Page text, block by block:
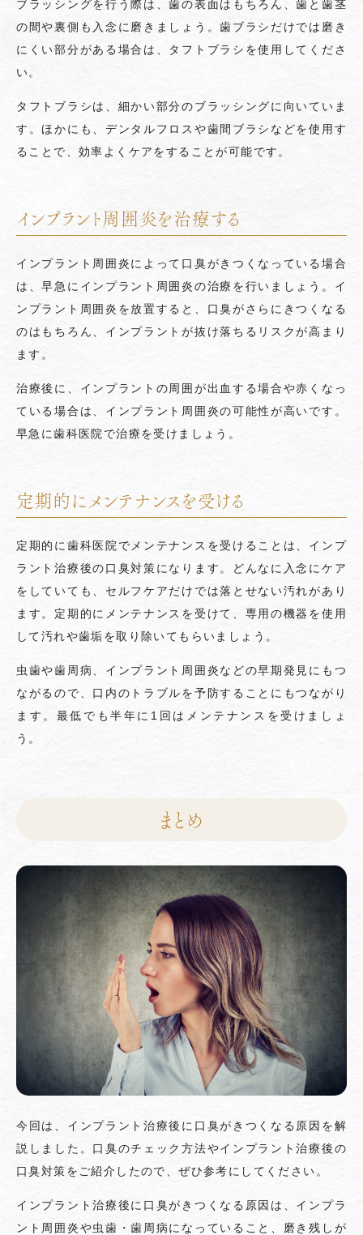
ブラッシングを行う際は、歯の表面はもちろん、歯と歯茎
の間や裏側も入念に磨きましょう。歯ブラシだけでは磨き
にくい部分がある場合は、タフトブラシを使用してくださ
い。
タフトブラシは、細かい部分のブラッシングに向いていま
す。ほかにも、デンタルフロスや歯間ブラシなどを使用す
ることで、効率よくケアをすることが可能です。
インプラント周囲炎を治療する
インプラント周囲炎によって口臭がきつくなっている場合
は、早急にインプラント周囲炎の治療を行いましょう。イ
ンプラント周囲炎を放置すると、口臭がさらにきつくなる
のはもちろん、インプラントが抜け落ちるリスクが高まり
ます。
治療後に、インプラントの周囲が出血する場合や赤くなっ
ている場合は、インプラント周囲炎の可能性が高いです。
早急に歯科医院で治療を受けましょう。
定期的にメンテナンスを受ける
定期的に歯科医院でメンテナンスを受けることは、インプ
ラント治療後の口臭対策になります。どんなに入念にケア
をしていても、セルフケアだけでは落とせない汚れがあり
ます。定期的にメンテナンスを受けて、専用の機器を使用
して汚れや歯垢を取り除いてもらいましょう。
虫歯や歯周病、インプラント周囲炎などの早期発見にもつ
ながるので、口内のトラブルを予防することにもつながり
ます。最低でも半年に1回はメンテナンスを受けましょ
う。
まとめ
今回は、インプラント治療後に口臭がきつくなる原因を解
説しました。口臭のチェック方法やインプラント治療後の
口臭対策をご紹介したので、ぜひ参考にしてください。
インプラント治療後に口臭がきつくなる原因は、インプラ
ント周囲炎や虫歯・歯周病になっていること、磨き残しが